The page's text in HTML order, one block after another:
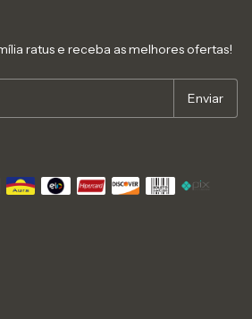
ratus e receba as melhores ofertas!